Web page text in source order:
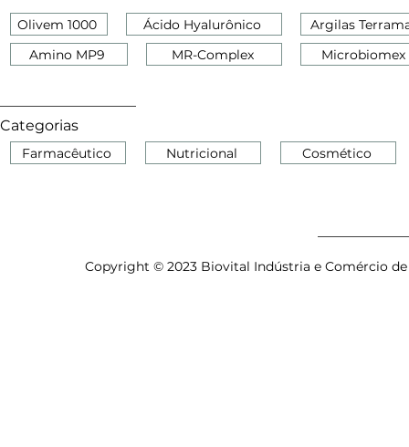
Olivem 1000
Ácido Hyalurônico
Amino MP9
MR-Complex
Argilas
Microbiomex
Categorias
Farmacêutico Nutricional Cosmético
Copyright © 2023 Biovital Indústria e Comércio de